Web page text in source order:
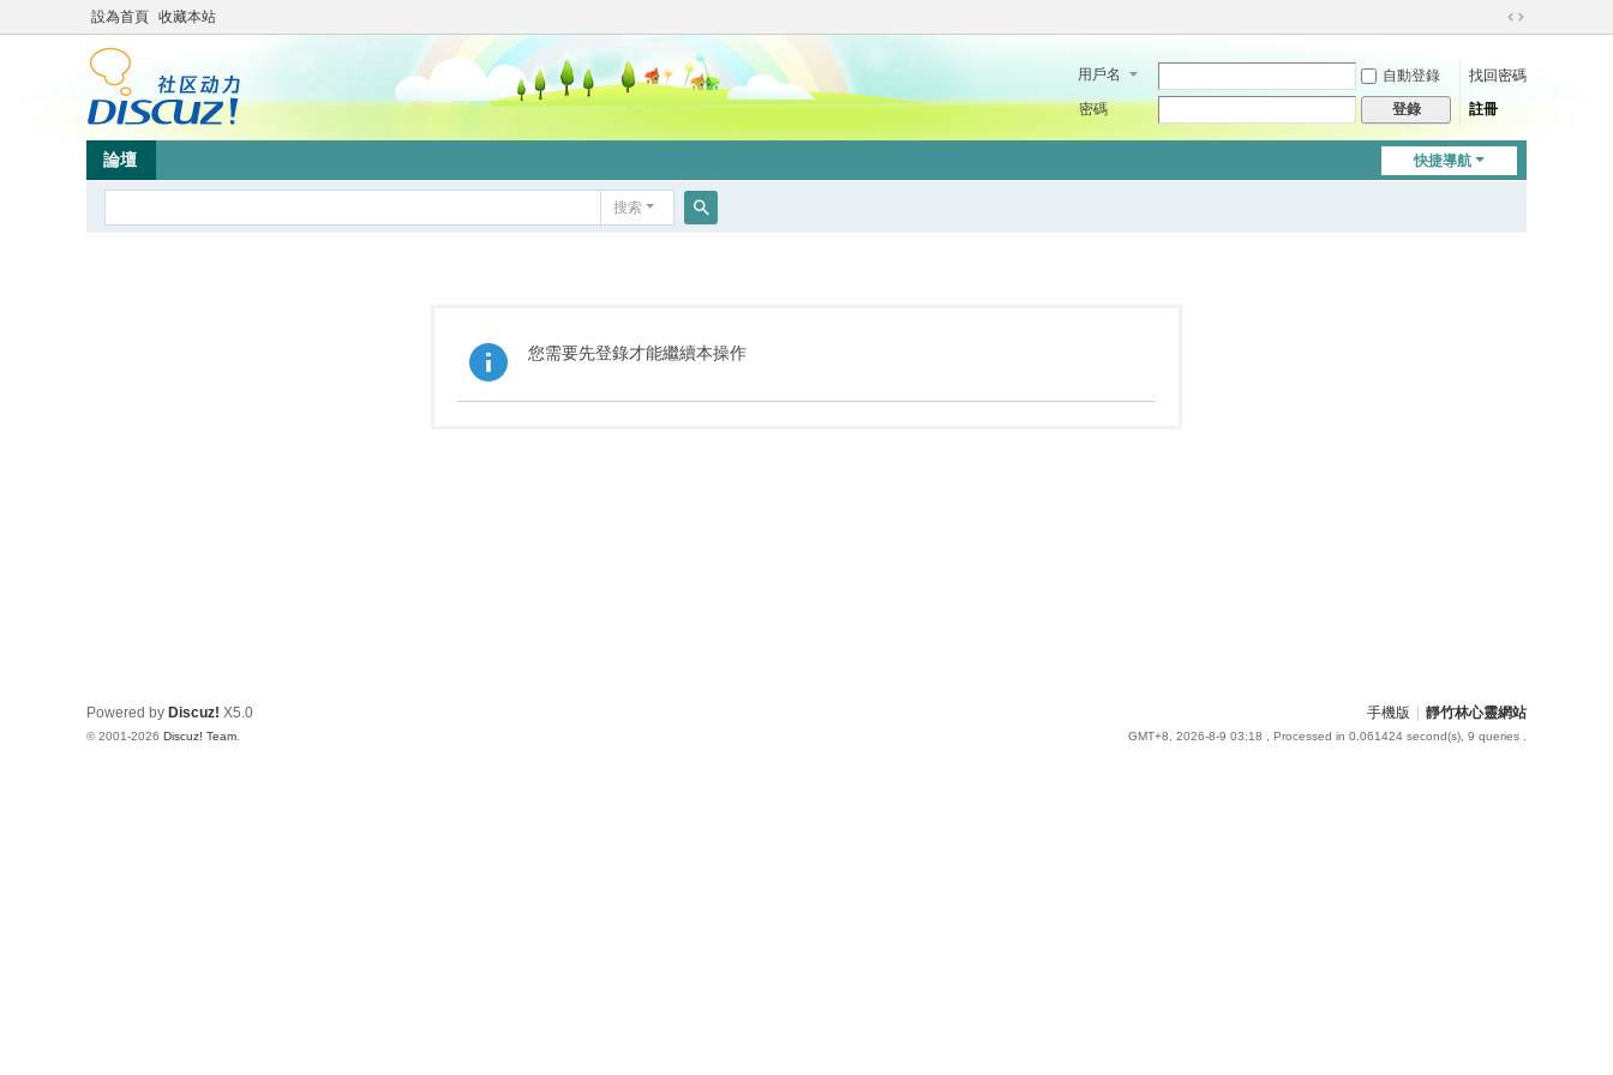
設為首頁 收藏本站
切
到
用戶名 自動登錄
找回密碼
密碼
登錄 註冊
快捷導航
論壇
搜索
您需要先登錄才能繼續本操作
手機版 靜竹林心靈網站
GMT+8, 2026-8-9 03:18 , Processed in 0.061424 second(s), 9 queries .
Powered by Discuz! X5.0
© 2001-2026 Discuz! Team